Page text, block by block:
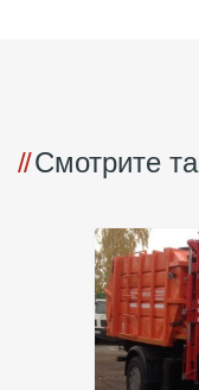
Смотрите